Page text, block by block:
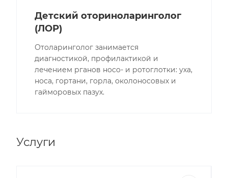
Детский оториноларинголог
(ЛОР)
Отоларинголог занимается
диагностикой, профилактикой и
лечением рганов носо- и ротоглотки: уха,
носа, гортани, горла, околоносовых и
гайморовых пазух.
Услуги